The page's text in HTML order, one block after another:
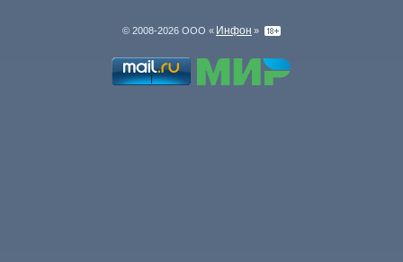
© 2008-2026 ООО « Инфон »